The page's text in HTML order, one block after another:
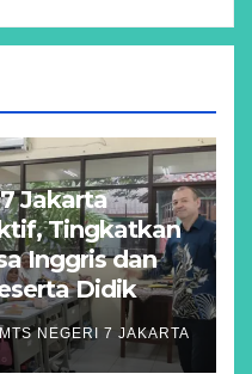
Jakarta
Tingkatkan
Inggris dan
Didik
NEGERI 7 JAKARTA